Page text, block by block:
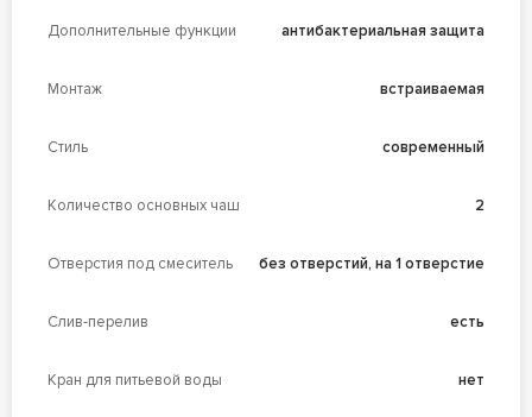
Дополнительные функции антибактериальная защита
Монтаж встраиваемая
Стиль современный
Количество основных чаш 2
Отверстия под смеситель без отверстий, на 1 отверстие
Слив-перелив есть
Кран для питьевой воды нет